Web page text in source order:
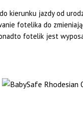
kierunku jazdy od
fotelika do
fotelik jest